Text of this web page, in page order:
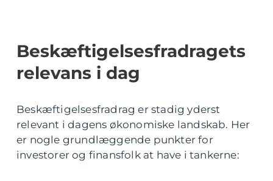
Beskæftigelsesfradragets
relevans i dag
Beskæftigelsesfradrag er stadig yderst
relevant i dagens økonomiske landskab. Her
er nogle grundlæggende punkter for
investorer og finansfolk at have i tankerne: